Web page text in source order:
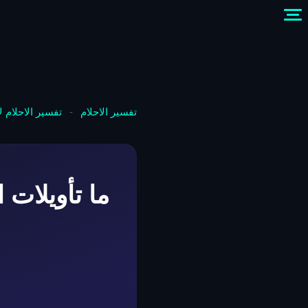
تفسير الاحلام - تفسير
ما